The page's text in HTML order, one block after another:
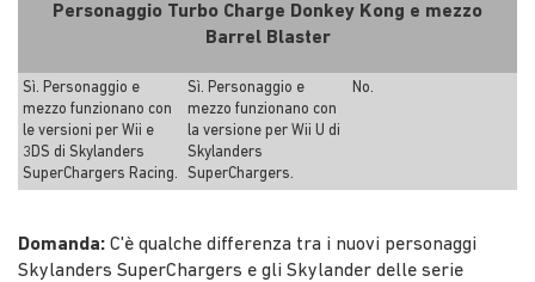
Personaggio Turbo Charge Donkey Kong e mezzo
Barrel Blaster
Sì. Personaggio e
mezzo funzionano con
le versioni per Wii e
3DS di Skylanders
SuperChargers Racing.
Sì. Personaggio e
mezzo funzionano con
la versione per Wii U di
Skylanders
SuperChargers.
No.
Domanda: C'è qualche differenza tra i nuovi personaggi
Skylanders SuperChargers e gli Skylander delle serie